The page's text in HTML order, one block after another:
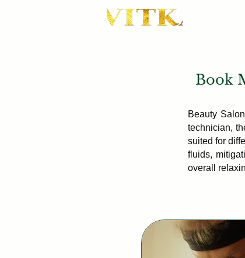
Book
Beauty
technician,
suited for
fluids,
overall